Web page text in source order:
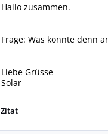
Hallo zusammen.
Frage: Was konnte denn
Liebe Grüsse
Solar
Zitat